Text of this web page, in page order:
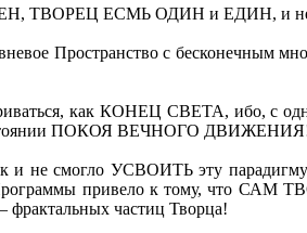
ТВОРЕЦ ЕСМЬ ОДИН и ЕДИН, и
Пространство с
как КОНЕЦ СВЕТА, ибо, с
ПОКОЯ ВЕЧНОГО
и не смогло УСВОИТЬ эту
привело к тому, что САМ
фрактальных частиц Творца!